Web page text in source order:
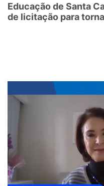
Educação de Santa
de licitação para